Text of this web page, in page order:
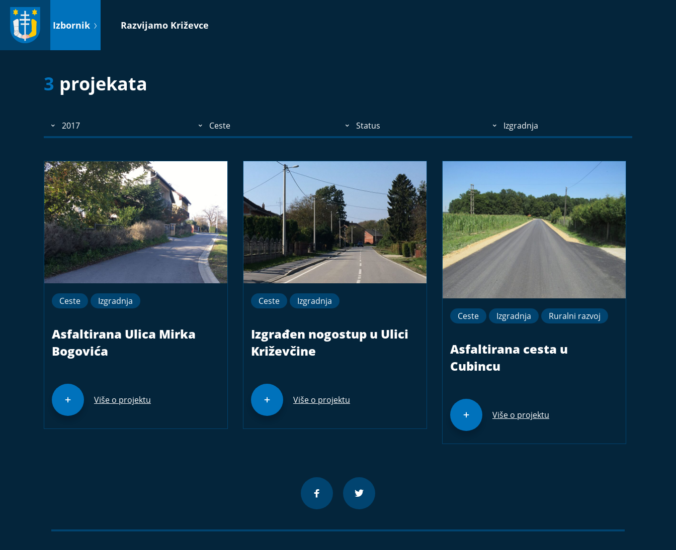
sadržaj
Izbornik Razvijamo Križevce
3 projekata
2017 Ceste Status Izgradnja
Ceste Izgradnja
Asfaltirana Ulica Mirka
Bogovića
Više o projektu
Ceste Izgradnja
Izgrađen nogostup u Ulici
Križevčine
Više o projektu
Ceste Izgradnja Ruralni razvoj
Asfaltirana cesta u
Cubincu
Više o projektu